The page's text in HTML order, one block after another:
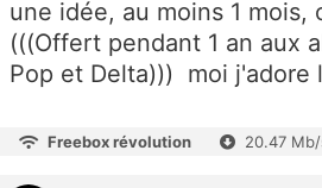
une idée, au moins 1 mois,
(((Offert pendant 1 an aux
Pop et Delta))) moi j'adore
Freebox révolution 20.47